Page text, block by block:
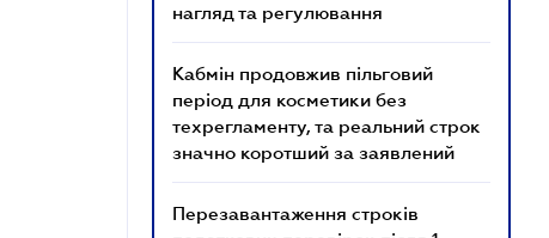
нагляд та регулювання
Кабмін продовжив пільговий
період для косметики без
техрегламенту, та реальний строк
значно коротший за заявлений
Перезавантаження строків